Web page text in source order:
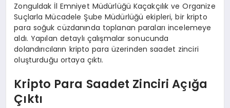
Zonguldak İl Emniyet Müdürlüğü Kaçakçılık ve Organize
Suçlarla Mücadele Şube Müdürlüğü ekipleri, bir kripto
para soğuk cüzdanında toplanan paraları incelemeye
aldı. Yapılan detaylı çalışmalar sonucunda
dolandırıcıların kripto para üzerinden saadet zinciri
oluşturduğu ortaya çıktı.
Kripto Para Saadet Zinciri Açığa
Çıktı